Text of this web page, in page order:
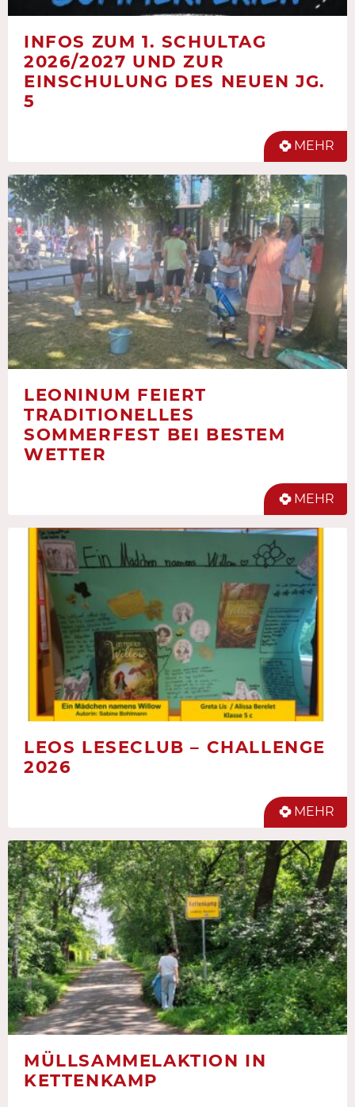
INFOS ZUM 1. SCHULTAG
2026/2027 UND ZUR
EINSCHULUNG DES NEUEN JG.
5
MEHR
LEONINUM FEIERT
TRADITIONELLES
SOMMERFEST BEI BESTEM
WETTER
MEHR
LEOS LESECLUB – CHALLENGE
2026
MEHR
MÜLLSAMMELAKTION IN
KETTENKAMP